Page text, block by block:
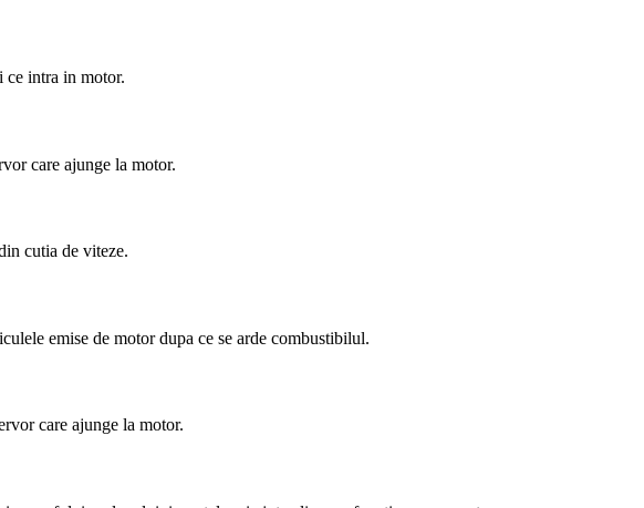
ce intra in motor.
care ajunge la motor.
cutia de viteze.
emise de motor dupa ce se arde combustibilul.
care ajunge la motor.